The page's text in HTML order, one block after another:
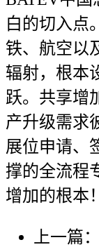
白的切入点
铁、航空以
辐射，根本
跃。共享增
产升级需求
展位申请、
撑的全流程
增加的根本！
上一篇：